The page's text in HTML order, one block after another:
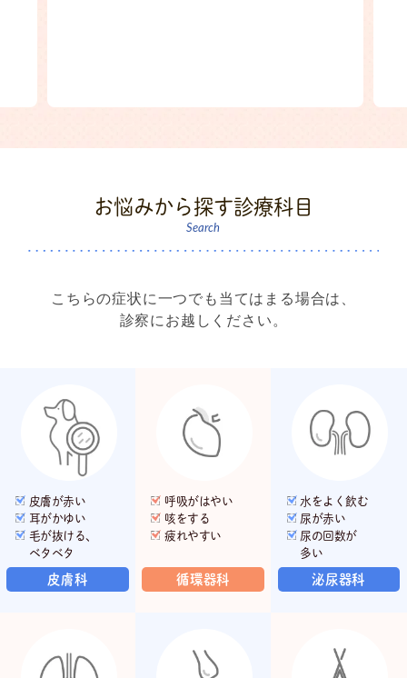
お悩みから探す診療科目
Search
こちらの症状に一つでも当てはまる場合は、
診察にお越しください。
皮膚が赤い
耳がかゆい
毛が抜ける、
ベタベタ
皮膚科
呼吸がはやい
咳をする
疲れやすい
循環器科
水をよく飲む
尿が赤い
尿の回数が
多い
泌尿器科